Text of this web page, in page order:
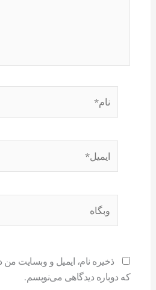
ذخیره نام، ایمیل و وبسایت
که دوباره دیدگاهی می‌نویسم.